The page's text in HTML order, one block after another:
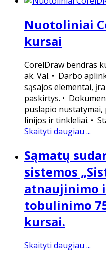
Nuotoliniai
kursai
CorelDraw bendras
ak. Val. • Darbo
sąsajos elementai,
paskirtys. •
puslapio nustatymai,
linijos ir tinkleliai. •
Skaityti daugiau ...
Sąmatų
sistemos
atnaujinimo
tobulinimo
kursai.
Skaityti daugiau ...